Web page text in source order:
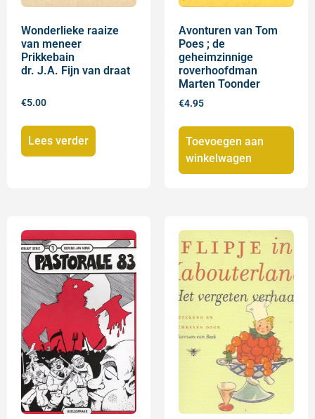
Wonderlieke raaize
van meneer
Prikkebain
dr. J.A. Fijn van draat
€5.00
Lees verder
Avonturen van Tom
Poes ; de
geheimzinnige
roverhoofdman
Marten Toonder
€4.95
Toevoegen aan
winkelwagen